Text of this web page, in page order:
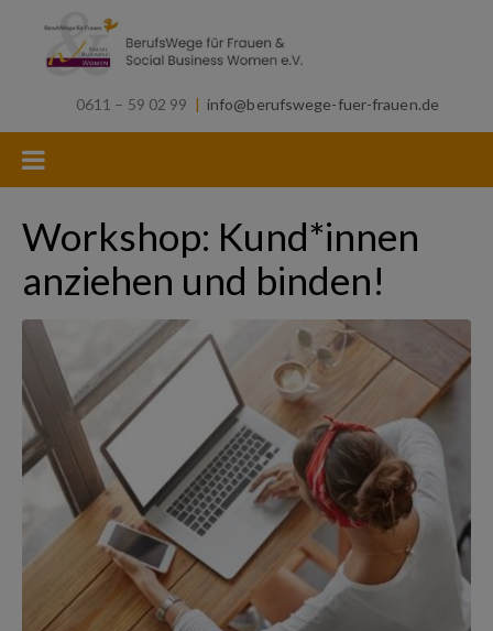
0611 – 59 02 99 | info@berufswege-fuer-frauen.de
Workshop: Kund*innen
anziehen und binden!